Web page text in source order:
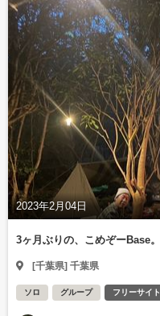
2023年2月04日
3ヶ月ぶりの、こめぞーBase。
[千葉県] 千葉県
ソロ グループ フリーサイト